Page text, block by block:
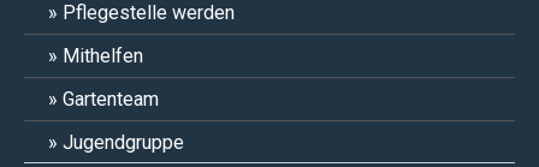
Pflegestelle werden
Mithelfen
Gartenteam
Jugendgruppe